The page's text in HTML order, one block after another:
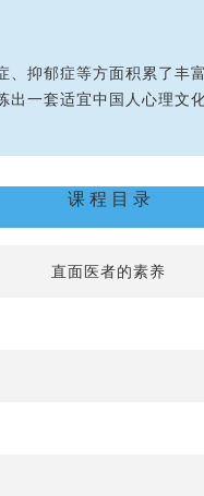
抑郁症等方面积累了丰
一套适宜中国人心理文
课程目录
面医者的素养